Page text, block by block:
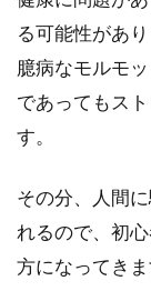
る可能性があり
臆病なモルモ
であってもス
す。
その分、人間
れるので、初
方になってきま